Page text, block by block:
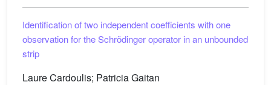
Identification of two independent coefficients with one
observation for the Schrödinger operator in an unbounded
strip
Laure Cardoulis; Patricia Gaitan